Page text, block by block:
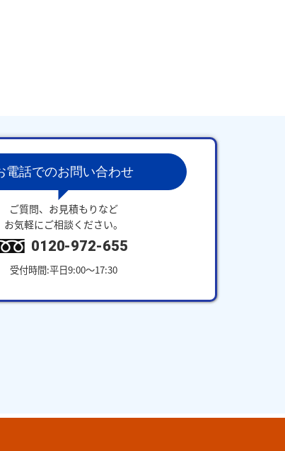
電話でのお問い合わせ
ご質問、お見積もりなど
お気軽にご相談ください。
0120-972-655
受付時間:平日9:00～17:30